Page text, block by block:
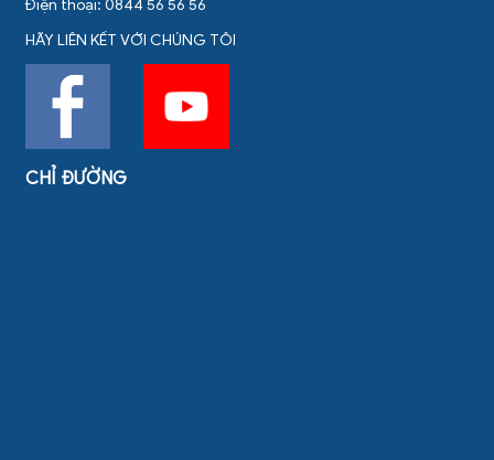
Điện thoại: 0844 56 56 56
HÃY LIÊN KẾT VỚI CHÚNG TÔI
CHỈ ĐƯỜNG